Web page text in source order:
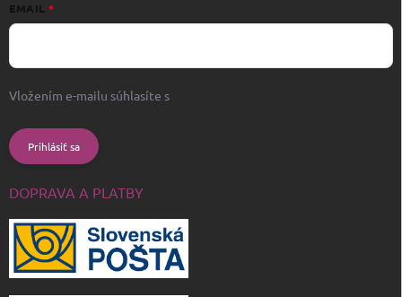
EMAIL
Vložením e-mailu súhlasíte s
Prihlásiť sa
DOPRAVA A PLATBY